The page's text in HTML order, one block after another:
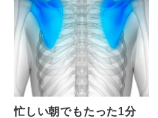
忙しい朝でもたった1分